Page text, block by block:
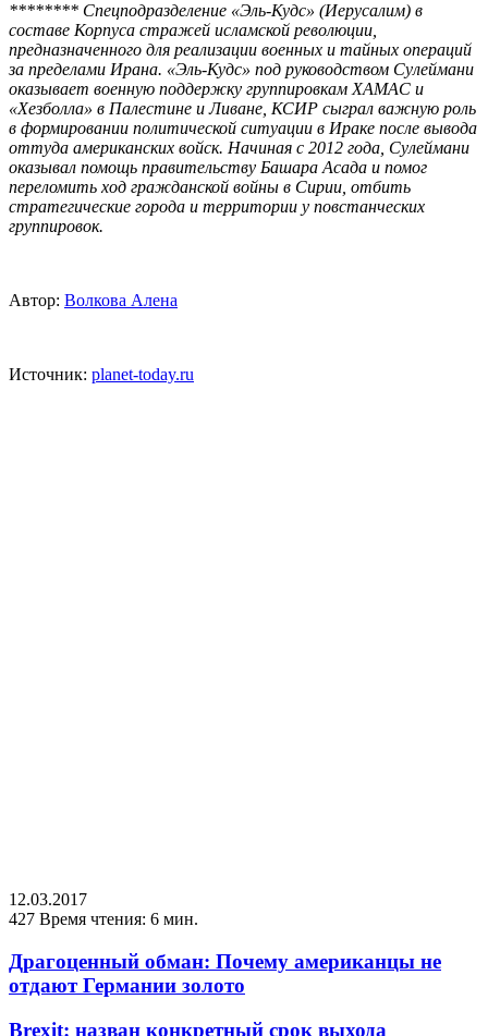
******** Спецподразделение «Эль-Кудс» (Иерусалим) в
составе Корпуса стражей исламской революции,
предназначенного для реализации военных и тайных операций
за пределами Ирана. «Эль-Кудс» под руководством Сулеймани
оказывает военную поддержку группировкам ХАМАС и
«Хезболла» в Палестине и Ливане, КСИР сыграл важную роль
в формировании политической ситуации в Ираке после вывода
оттуда американских войск. Начиная с 2012 года, Сулеймани
оказывал помощь правительству Башара Асада и помог
переломить ход гражданской войны в Сирии, отбить
стратегические города и территории у повстанческих
группировок.
Автор: Волкова Алена
Источник: planet-today.ru
12.03.2017
427 Время чтения: 6 мин.
Драгоценный обман: Почему американцы не
отдают Германии золото
Brexit: назван конкретный срок выхода